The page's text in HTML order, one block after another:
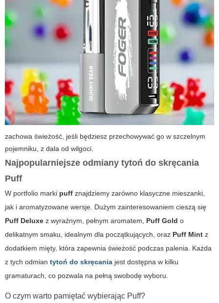
zachowa świeżość, jeśli będziesz przechowywać go w szczelnym
pojemniku, z dala od wilgoci.
Najpopularniejsze odmiany tytoń do skręcania
Puff
W portfolio marki puff znajdziemy zarówno klasyczne mieszanki,
jak i aromatyzowane wersje. Dużym zainteresowaniem cieszą się
Puff Deluxe z wyraźnym, pełnym aromatem, Puff Gold o
delikatnym smaku, idealnym dla początkujących, oraz Puff Mint z
dodatkiem mięty, która zapewnia świeżość podczas palenia. Każda
z tych odmian tytoń do skręcania jest dostępna w kilku
gramaturach, co pozwala na pełną swobodę wyboru.
O czym warto pamiętać wybierając Puff?